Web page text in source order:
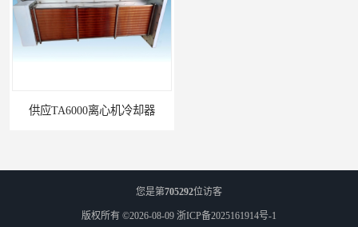
供应TA6000离心机冷却器
您是第705292位访客
版权所有 ©2026-08-09 浙ICP备2025161914号-1